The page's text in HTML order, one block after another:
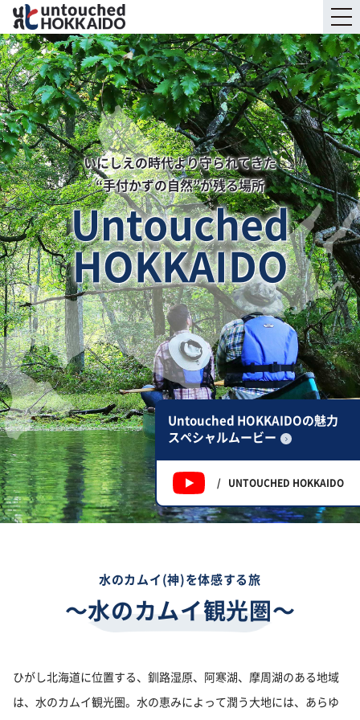
いにしえの時代より守られてきた
“手付かずの自然”が残る場所
Untouched
HOKKAIDO
Untouched HOKKAIDOの魅力
スペシャルムービー
/ UNTOUCHED HOKKAIDO
水のカムイ(神)を体感する旅
〜水のカムイ観光圏〜
ひがし北海道に位置する、釧路湿原、阿寒湖、摩周湖のある地域
は、水のカムイ観光圏。水の恵みによって潤う大地には、あらゆ